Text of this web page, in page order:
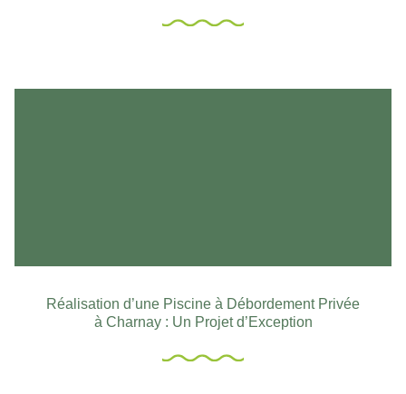
Réalisation d’une Piscine à Débordement Privée
à Charnay : Un Projet d’Exception